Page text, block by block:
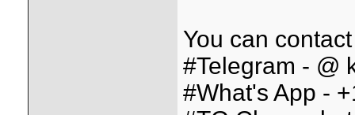
You can
#Telegram - @
#What's App -